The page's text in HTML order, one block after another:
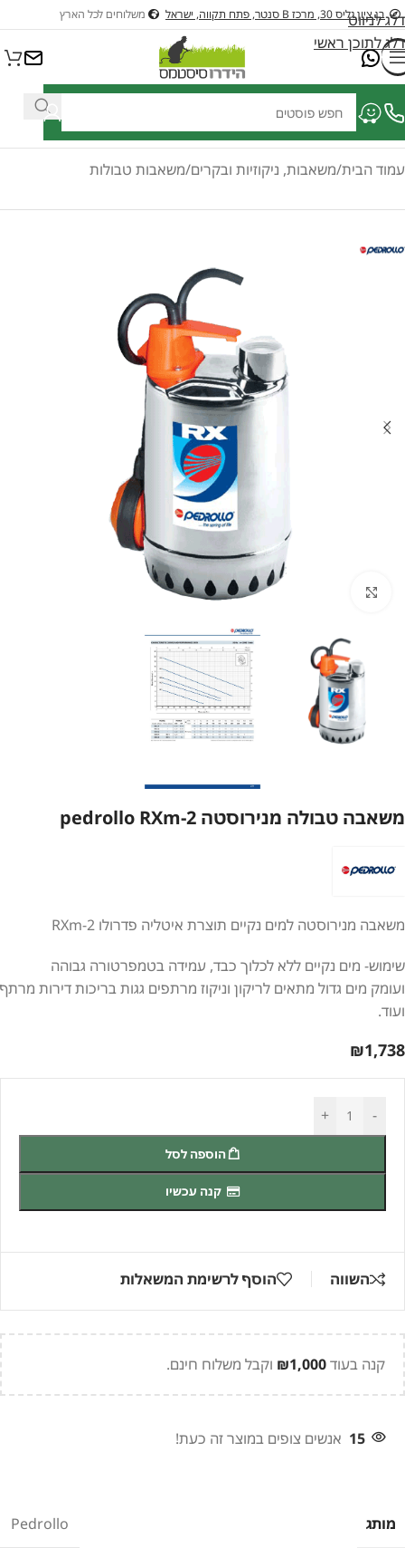
דלג לניווט
דלג לתוכן ראשי
בן ציון גליס 30, מרכז B סנטר, פתח תקווה, ישראל משלוחים לכל הארץ
ציוד לבריכות דגים ונוי ציוד לבריכות שחיה כלי גינון בנזין וחשמלים לגינה
עמוד הבית/משאבות, ניקוזיות ובקרים/משאבות טבולות
משאבה טבולה מנירוסטה pedrollo RXm-2
משאבה מנירוסטה למים נקיים תוצרת איטליה פדרולו RXm-2
שימוש- מים נקיים ללא לכלוך כבד, עמידה בטמפרטורה גבוהה
ועומק מים גדול מתאים לריקון וניקוז מרתפים גגות בריכות דירות מרתף
ועוד.
₪1,738
-
+
הוספה לסל
קנה עכשיו
השווה הוסף לרשימת המשאלות
קנה בעוד ₪1,000 וקבל משלוח חינם.
15 אנשים צופים במוצר זה כעת!
מותג Pedrollo